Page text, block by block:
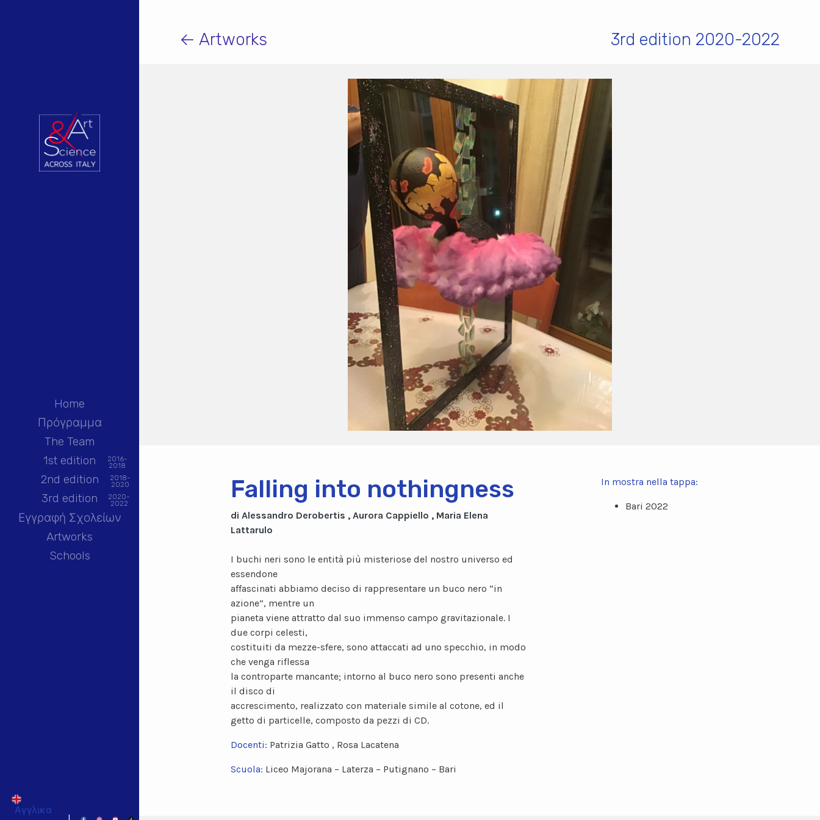
Home
Πρόγραμμα
The Team
1st edition
2016-
2018
2nd edition 2018-
2020
3rd edition 2020-
2022
Εγγραφή Σχολείων
Artworks
Schools
Αγγλικα
← Artworks 3rd edition 2020-2022
Falling into nothingness
di Alessandro Derobertis , Aurora Cappiello , Maria Elena
Lattarulo
I buchi neri sono le entità più misteriose del nostro universo ed
essendone
affascinati abbiamo deciso di rappresentare un buco nero “in
azione”, mentre un
pianeta viene attratto dal suo immenso campo gravitazionale. I
due corpi celesti,
costituiti da mezze-sfere, sono attaccati ad uno specchio, in modo
che venga riflessa
la controparte mancante; intorno al buco nero sono presenti anche
il disco di
accrescimento, realizzato con materiale simile al cotone, ed il
getto di particelle, composto da pezzi di CD.
Docenti: Patrizia Gatto , Rosa Lacatena
Scuola: Liceo Majorana – Laterza – Putignano – Bari
In mostra nella tappa:
Bari 2022